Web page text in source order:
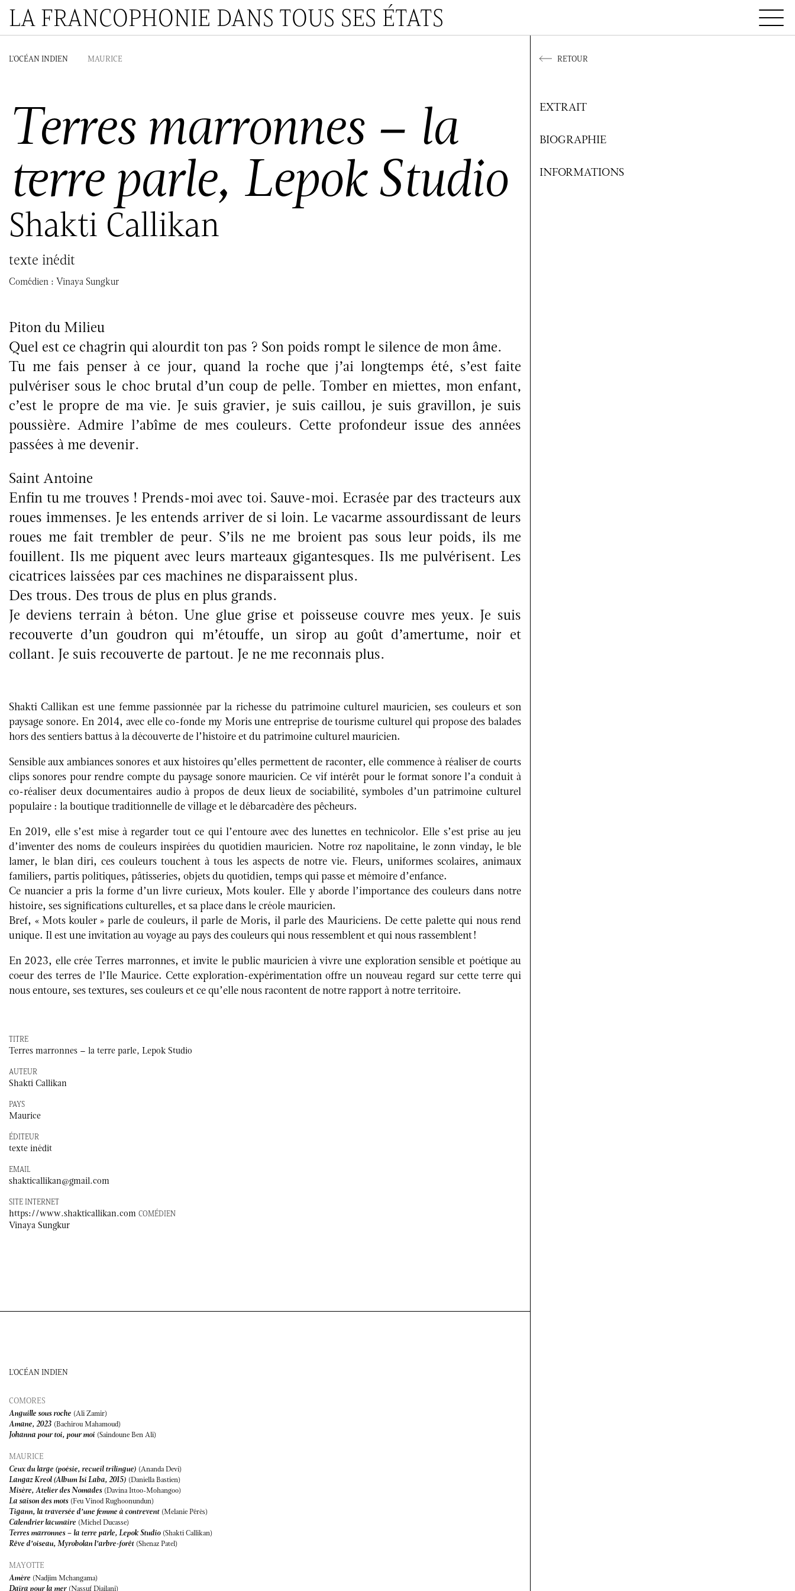
LA FRANCOPHONIE DANS TOUS SES ÉTATS
L'OCÉAN INDIEN MAURICE
Terres marronnes – la
terre parle, Lepok Studio
Shakti Callikan
texte inédit
Comédien : Vinaya Sungkur
Piton du Milieu
Quel est ce chagrin qui alourdit ton pas ? Son poids rompt le silence de mon âme.
Tu me fais penser à ce jour, quand la roche que j’ai longtemps été, s’est faite
pulvériser sous le choc brutal d’un coup de pelle. Tomber en miettes, mon enfant,
c’est le propre de ma vie. Je suis gravier, je suis caillou, je suis gravillon, je suis
poussière. Admire l’abîme de mes couleurs. Cette profondeur issue des années
passées à me devenir.
Saint Antoine
Enfin tu me trouves ! Prends-moi avec toi. Sauve-moi. Ecrasée par des tracteurs aux
roues immenses. Je les entends arriver de si loin. Le vacarme assourdissant de leurs
roues me fait trembler de peur. S’ils ne me broient pas sous leur poids, ils me
fouillent. Ils me piquent avec leurs marteaux gigantesques. Ils me pulvérisent. Les
cicatrices laissées par ces machines ne disparaissent plus.
Des trous. Des trous de plus en plus grands.
Je deviens terrain à béton. Une glue grise et poisseuse couvre mes yeux. Je suis
recouverte d’un goudron qui m’étouffe, un sirop au goût d’amertume, noir et
collant. Je suis recouverte de partout. Je ne me reconnais plus.
Shakti Callikan est une femme passionnée par la richesse du patrimoine culturel mauricien, ses couleurs et son
paysage sonore. En 2014, avec elle co-fonde my Moris une entreprise de tourisme culturel qui propose des balades
hors des sentiers battus à la découverte de l’histoire et du patrimoine culturel mauricien.
Sensible aux ambiances sonores et aux histoires qu’elles permettent de raconter, elle commence à réaliser de courts
clips sonores pour rendre compte du paysage sonore mauricien. Ce vif intérêt pour le format sonore l’a conduit à
co-réaliser deux documentaires audio à propos de deux lieux de sociabilité, symboles d’un patrimoine culturel
populaire : la boutique traditionnelle de village et le débarcadère des pêcheurs.
En 2019, elle s’est mise à regarder tout ce qui l’entoure avec des lunettes en technicolor. Elle s’est prise au jeu
d’inventer des noms de couleurs inspirées du quotidien mauricien. Notre roz napolitaine, le zonn vinday, le ble
lamer, le blan diri, ces couleurs touchent à tous les aspects de notre vie. Fleurs, uniformes scolaires, animaux
familiers, partis politiques, pâtisseries, objets du quotidien, temps qui passe et mémoire d’enfance.
Ce nuancier a pris la forme d’un livre curieux, Mots kouler. Elle y aborde l’importance des couleurs dans notre
histoire, ses significations culturelles, et sa place dans le créole mauricien.
Bref, « Mots kouler » parle de couleurs, il parle de Moris, il parle des Mauriciens. De cette palette qui nous rend
unique. Il est une invitation au voyage au pays des couleurs qui nous ressemblent et qui nous rassemblent !
En 2023, elle crée Terres marronnes, et invite le public mauricien à vivre une exploration sensible et poétique au
coeur des terres de l’Ile Maurice. Cette exploration-expérimentation offre un nouveau regard sur cette terre qui
nous entoure, ses textures, ses couleurs et ce qu’elle nous racontent de notre rapport à notre territoire.
TITRE
Terres marronnes – la terre parle, Lepok Studio
AUTEUR
Shakti Callikan
PAYS
Maurice
ÉDITEUR
texte inédit
EMAIL
shakticallikan@gmail.com
SITE INTERNET
https://www.shakticallikan.com COMÉDIEN
Vinaya Sungkur
L'OCÉAN INDIEN
COMORES
Anguille sous roche (Ali Zamir)
Amane, 2023 (Bachirou Mahamoud)
Johanna pour toi, pour moi (Saindoune Ben Ali)
MAURICE
Ceux du large (poésie, recueil trilingue) (Ananda Devi)
Langaz Kreol (Album Isi Laba, 2015) (Daniella Bastien)
Misère, Atelier des Nomades (Davina Ittoo-Mohangoo)
La saison des mots (Feu Vinod Rughoonundun)
Tigann, la traversée d’une femme à contrevent (Melanie Pérès)
Calendrier lacunaire (Michel Ducasse)
Terres marronnes – la terre parle, Lepok Studio (Shakti Callikan)
Rêve d’oiseau, Myrobolan l’arbre-forêt (Shenaz Patel)
MAYOTTE
Amère (Nadjim Mchangama)
Daïra pour la mer (Nassuf Djailani)
RETOUR
EXTRAIT
BIOGRAPHIE
INFORMATIONS